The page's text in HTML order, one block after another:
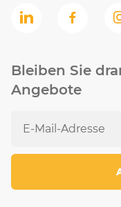
Bleiben Sie
Angebote